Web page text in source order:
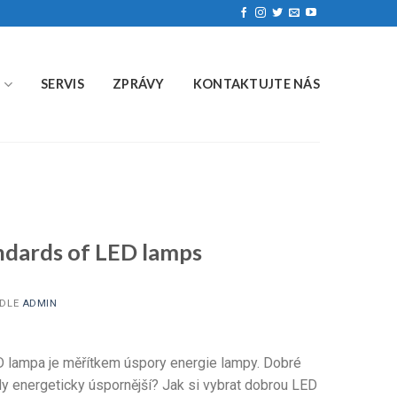
SERVIS ZPRÁVY KONTAKTUJTE NÁS
of LED lamps
ADMIN
je měřítkem úspory energie lampy. Dobré
energeticky úspornější? Jak si vybrat dobrou LED